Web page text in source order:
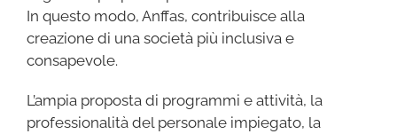
In questo modo, Anffas, contribuisce alla
creazione di una società più inclusiva e
consapevole.
L’ampia proposta di programmi e attività, la
professionalità del personale impiegato, la